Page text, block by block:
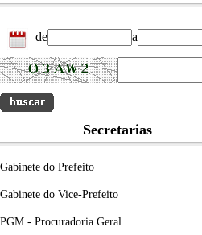
de a
Secretarias
Gabinete do Prefeito
Gabinete do Vice-Prefeito
PGM - Procuradoria Geral